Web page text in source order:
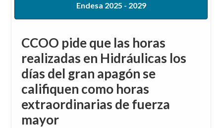
Endesa 2025 - 2029
CCOO pide que las horas
realizadas en Hidráulicas los
días del gran apagón se
califiquen como horas
extraordinarias de fuerza
mayor